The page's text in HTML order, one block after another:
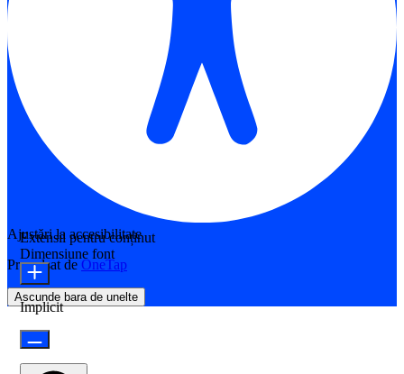
Ajustări la accesibilitate
Propulsat de OneTap
Ascunde bara de unelte
Extensii pentru conținut
Dimensiune font
Implicit